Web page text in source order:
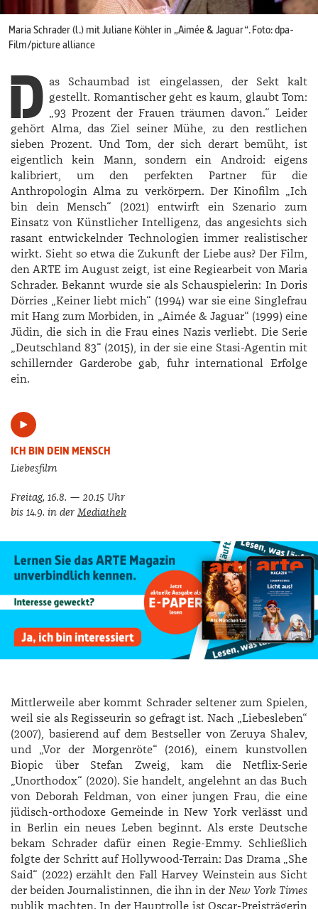
Maria Schrader (l.) mit Juliane Köhler in „Aimée & Jaguar“.⁠ Foto: dpa-
Film/picture alliance
D as Schaumbad ist eingelassen, der Sekt kalt
gestellt. Romantischer geht es kaum, glaubt Tom:
„93 Prozent der Frauen träumen davon.“ Leider
gehört ­Alma, das Ziel seiner Mühe, zu den restlichen
sieben Prozent. Und Tom, der sich derart bemüht, ist
eigentlich kein Mann, sondern ein Android: eigens
kalibriert, um den perfekten Partner für die
Anthropologin ­Alma zu verkörpern. Der Kinofilm „Ich
bin dein Mensch“ (2021) entwirft ein Szenario zum
Einsatz von Künstlicher Intelligenz, das angesichts sich
rasant entwickelnder Technologien immer realistischer
wirkt. Sieht so etwa die Zukunft der Liebe aus? Der Film,
den ARTE im August zeigt, ist eine Regiearbeit von ­Maria
­Schrader. Bekannt wurde sie als Schauspielerin: In Doris
Dörries „Keiner liebt mich“ (1994) war sie eine Singlefrau
mit Hang zum Morbiden, in „­Aimée & ­Jaguar“ (1999) eine
Jüdin, die sich in die Frau eines Nazis verliebt. Die Serie
„Deutschland 83“ (2015), in der sie eine Stasi-­Agentin mit
schillernder Garderobe gab, fuhr international Erfolge
ein.
ICH BIN DEIN MENSCH
Liebesfilm
Freitag, 16.8. — 20.15 Uhr
bis 14.9. in der Mediathek
Mittlerweile aber kommt ­Schrader seltener zum Spielen,
weil sie als Regisseurin so gefragt ist. Nach „Liebesleben“
(2007), basierend auf dem Bestseller von ­Zeruya ­Shalev,
und „Vor der Morgenröte“ (2016), einem kunstvollen
Biopic über Stefan Zweig, kam die Netflix-­Serie
„Unorthodox“ (2020). Sie handelt, angelehnt an das Buch
von Deborah Feldman, von einer jungen Frau, die eine
jüdisch-orthodoxe Gemeinde in New York verlässt und
in Berlin ein neues Leben beginnt. Als erste Deutsche
bekam ­Schrader dafür einen Regie-­Emmy. Schließlich
folgte der Schritt auf Hollywood-Terrain: Das Drama „She
Said“ (2022) erzählt den Fall Harvey Weinstein aus Sicht
der beiden Journalistinnen, die ihn in der New York ­Times
publik machten. In der Hauptrolle ist Oscar-­Preisträgerin